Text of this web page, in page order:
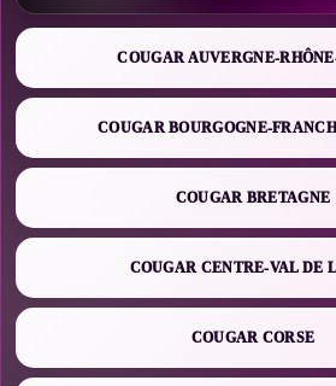
COUGAR AUVERGNE-
COUGAR BOURGOGNE-
COUGAR BRETAGNE
COUGAR CENTRE-VAL DE
COUGAR CORSE